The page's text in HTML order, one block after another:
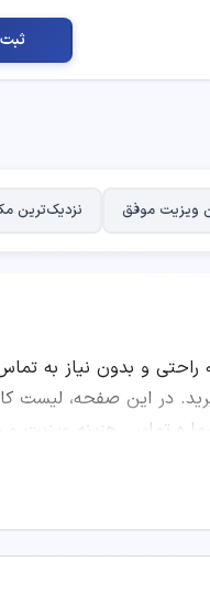
ویزیت موفق نزدیک‌ترین
راحتی و بدون نیاز به
این صفحه، لیست
تماس، هزینه ویزیت و
تعداد نوبت‌های
و به صورت اینترنتی